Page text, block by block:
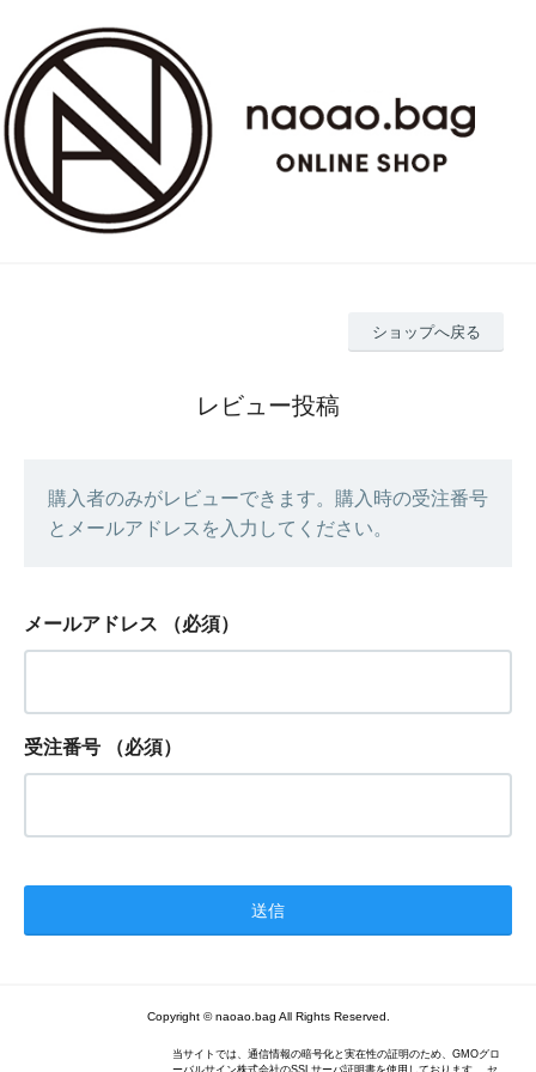
ショップへ戻る
レビュー投稿
購入者のみがレビューできます。購入時の受注番号
とメールアドレスを入力してください。
メールアドレス （必須）
受注番号 （必須）
Copyright © naoao.bag All Rights Reserved.
当サイトでは、通信情報の暗号化と実在性の証明のため、GMOグロ
ーバルサイン株式会社のSSLサーバ証明書を使用しております。 セ